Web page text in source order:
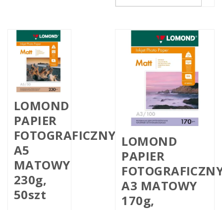
LOMOND
PAPIER
FOTOGRAFICZNY
A5
MATOWY
230g,
50szt
LOMOND
PAPIER
A3 MATOWY
170g,